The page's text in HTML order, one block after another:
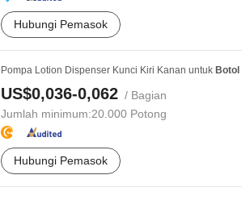
Hubungi Pemasok
Pompa Lotion Dispenser Kunci Kiri Kanan untuk Botol
US$0,036-0,062 / Bagian
Jumlah minimum:20.000 Potong
Hubungi Pemasok